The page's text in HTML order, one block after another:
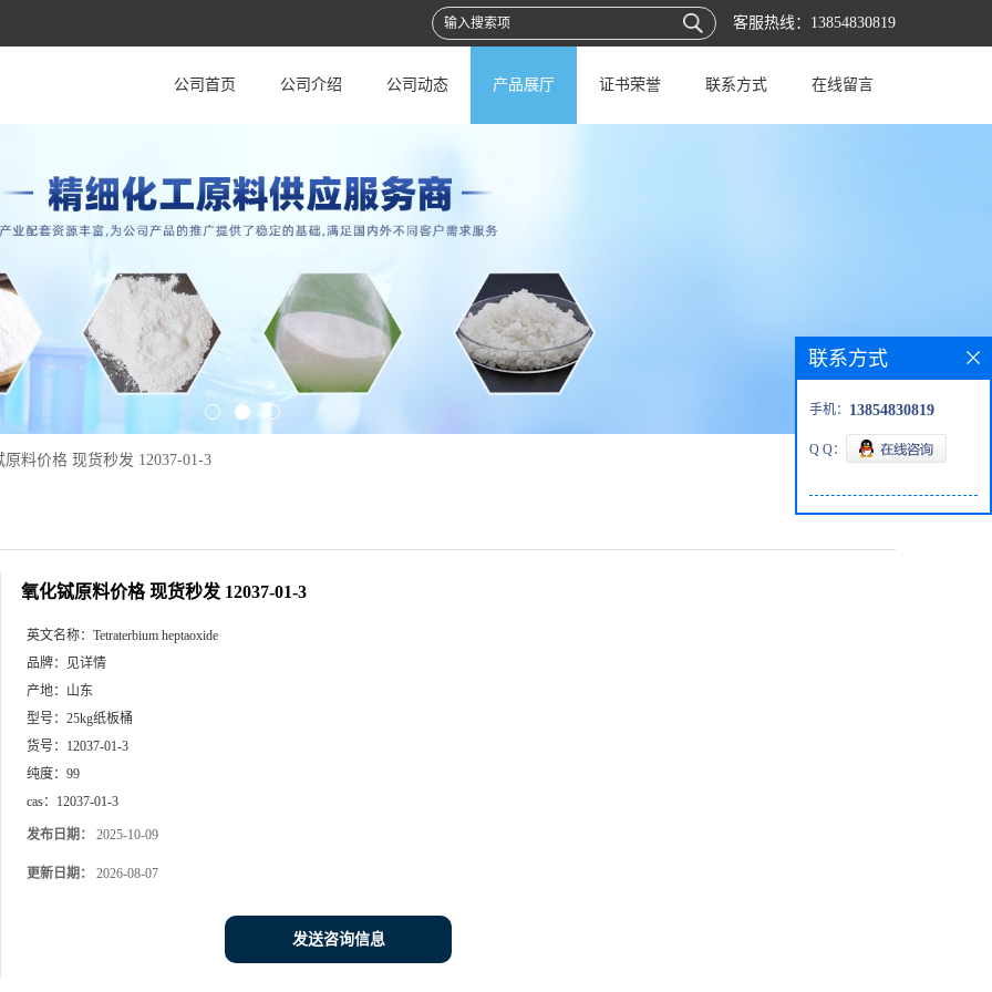
客服热线： 13854830819
公司首页 公司介绍 公司动态 产品展厅 证书荣誉 联系方式 在线留言
原料价格 现货秒发 12037-01-3
氧化铽原料价格 现货秒发 12037-01-3
英文名称： Tetraterbium heptaoxide
品牌：
见详情
产地： 山东
型号： 25kg纸板桶
货号： 12037-01-3
纯度： 99
cas： 12037-01-3
发布日期： 2025-10-09
更新日期： 2026-08-07
发送咨询信息
联系方式
手机： 13854830819
Q Q：